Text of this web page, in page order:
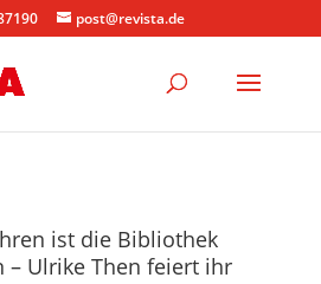
post@revista.de
ist die Bibliothek
– Ulrike Then feiert ihr